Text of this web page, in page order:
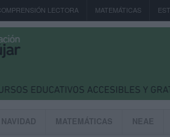
LECTORA MATEMÁTICAS
NAVIDAD MATEMÁTICAS NEAE